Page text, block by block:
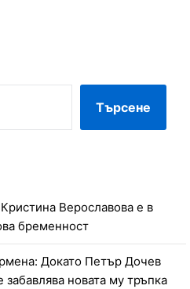
Търсене
Верославова е в
бременност
Докато Петър Дочев
забавлява новата му тръпка